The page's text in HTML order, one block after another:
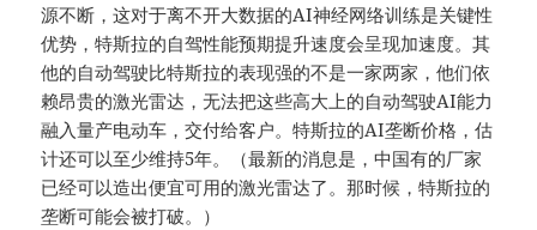
源不断，这对于离不开大数据的AI神经网络训练是关键性
优势，特斯拉的自驾性能预期提升速度会呈现加速度。其
他的自动驾驶比特斯拉的表现强的不是一家两家，他们依
赖昂贵的激光雷达，无法把这些高大上的自动驾驶AI能力
融入量产电动车，交付给客户。特斯拉的AI垄断价格，估
计还可以至少维持5年。（最新的消息是，中国有的厂家
已经可以造出便宜可用的激光雷达了。那时候，特斯拉的
垄断可能会被打破。）